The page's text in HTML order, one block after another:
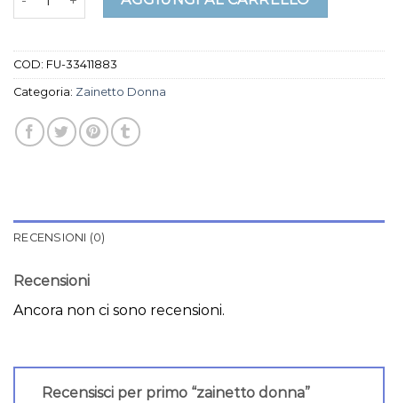
COD: FU-33411883
Categoria: Zainetto Donna
RECENSIONI (0)
Recensioni
Ancora non ci sono recensioni.
Recensisci per primo “zainetto donna”